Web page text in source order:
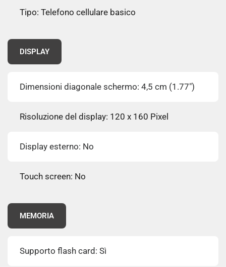
Tipo: Telefono cellulare basico
DISPLAY
Dimensioni diagonale schermo: 4,5 cm (1.77")
Risoluzione del display: 120 x 160 Pixel
Display esterno: No
Touch screen: No
MEMORIA
Supporto flash card: Sì